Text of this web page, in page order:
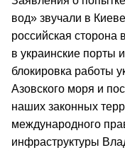
вод» звучали в
российская сторона
в украинские порты
блокировка работы
Азовского моря и
наших законных
международного
инфраструктуры